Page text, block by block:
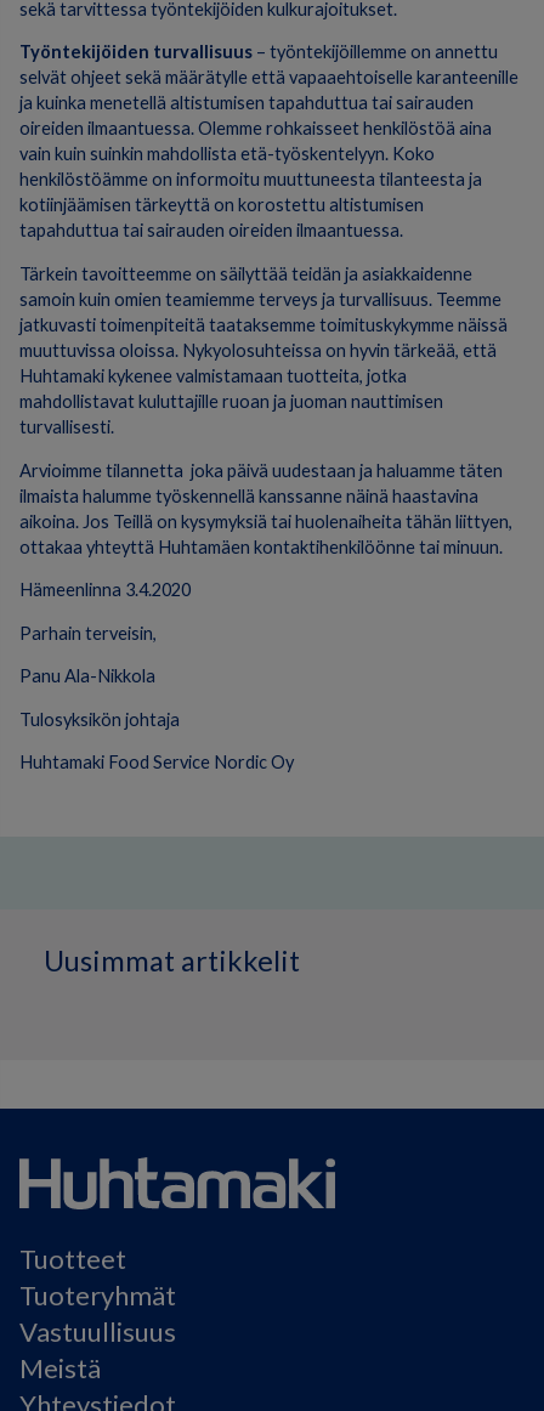
sekä tarvittessa työntekijöiden kulkurajoitukset.
Työntekijöiden turvallisuus – työntekijöillemme on annettu
selvät ohjeet sekä määrätylle että vapaaehtoiselle karanteenille
ja kuinka menetellä altistumisen tapahduttua tai sairauden
oireiden ilmaantuessa. Olemme rohkaisseet henkilöstöä aina
vain kuin suinkin mahdollista etä-työskentelyyn. Koko
henkilöstöämme on informoitu muuttuneesta tilanteesta ja
kotiinjäämisen tärkeyttä on korostettu altistumisen
tapahduttua tai sairauden oireiden ilmaantuessa.
Tärkein tavoitteemme on säilyttää teidän ja asiakkaidenne
samoin kuin omien teamiemme terveys ja turvallisuus. Teemme
jatkuvasti toimenpiteitä taataksemme toimituskykymme näissä
muuttuvissa oloissa. Nykyolosuhteissa on hyvin tärkeää, että
Huhtamaki kykenee valmistamaan tuotteita, jotka
mahdollistavat kuluttajille ruoan ja juoman nauttimisen
turvallisesti.
Arvioimme tilannetta joka päivä uudestaan ja haluamme täten
ilmaista halumme työskennellä kanssanne näinä haastavina
aikoina. Jos Teillä on kysymyksiä tai huolenaiheita tähän liittyen,
ottakaa yhteyttä Huhtamäen kontaktihenkilöönne tai minuun.
Hämeenlinna 3.4.2020
Parhain terveisin,
Panu Ala-Nikkola
Tulosyksikön johtaja
Huhtamaki Food Service Nordic Oy
Uusimmat artikkelit
Tuotteet
Tuoteryhmät
Vastuullisuus
Meistä
Yhteystiedot